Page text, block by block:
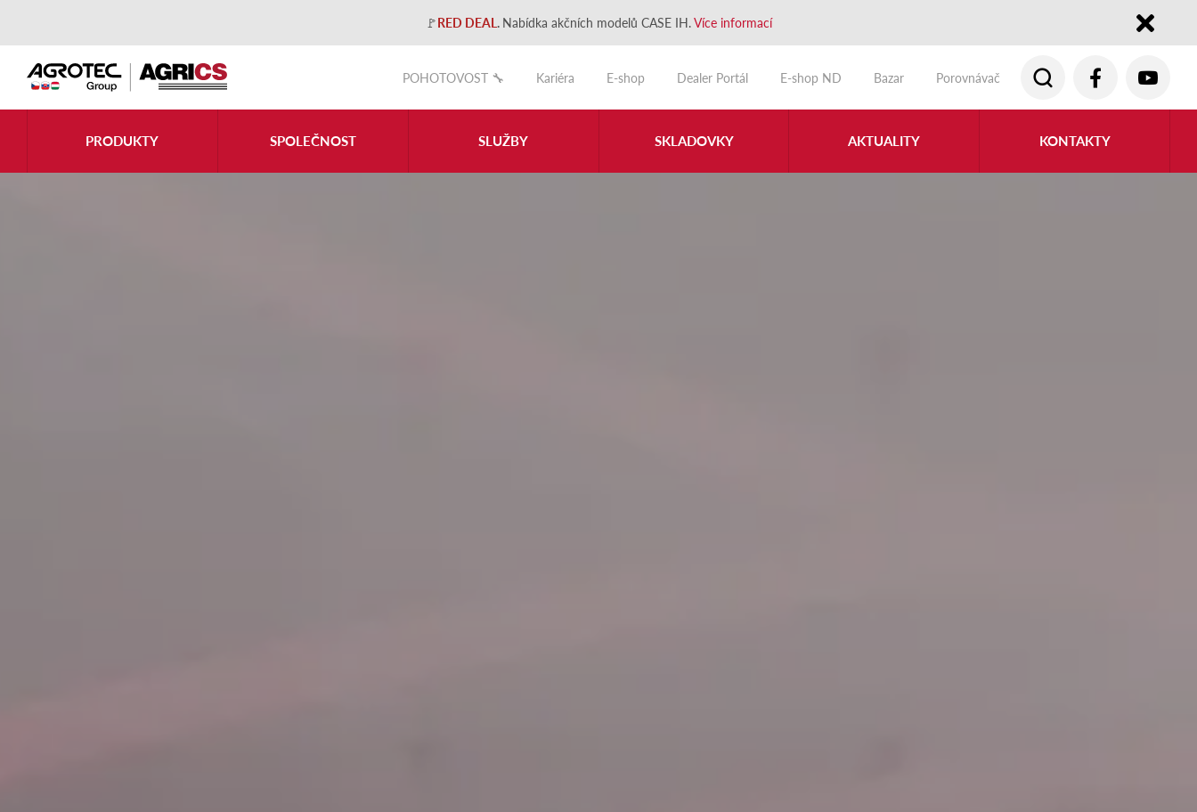
🚩RED DEAL. Nabídka akčních modelů CASE IH.Více informací
POHOTOVOST 🔧
Kariéra E-shop Dealer Portál E-shop ND Bazar Porovnávač
PRODUKTY SPOLEČNOST SLUŽBY SKLADOVKY AKTUALITY KONTAKTY